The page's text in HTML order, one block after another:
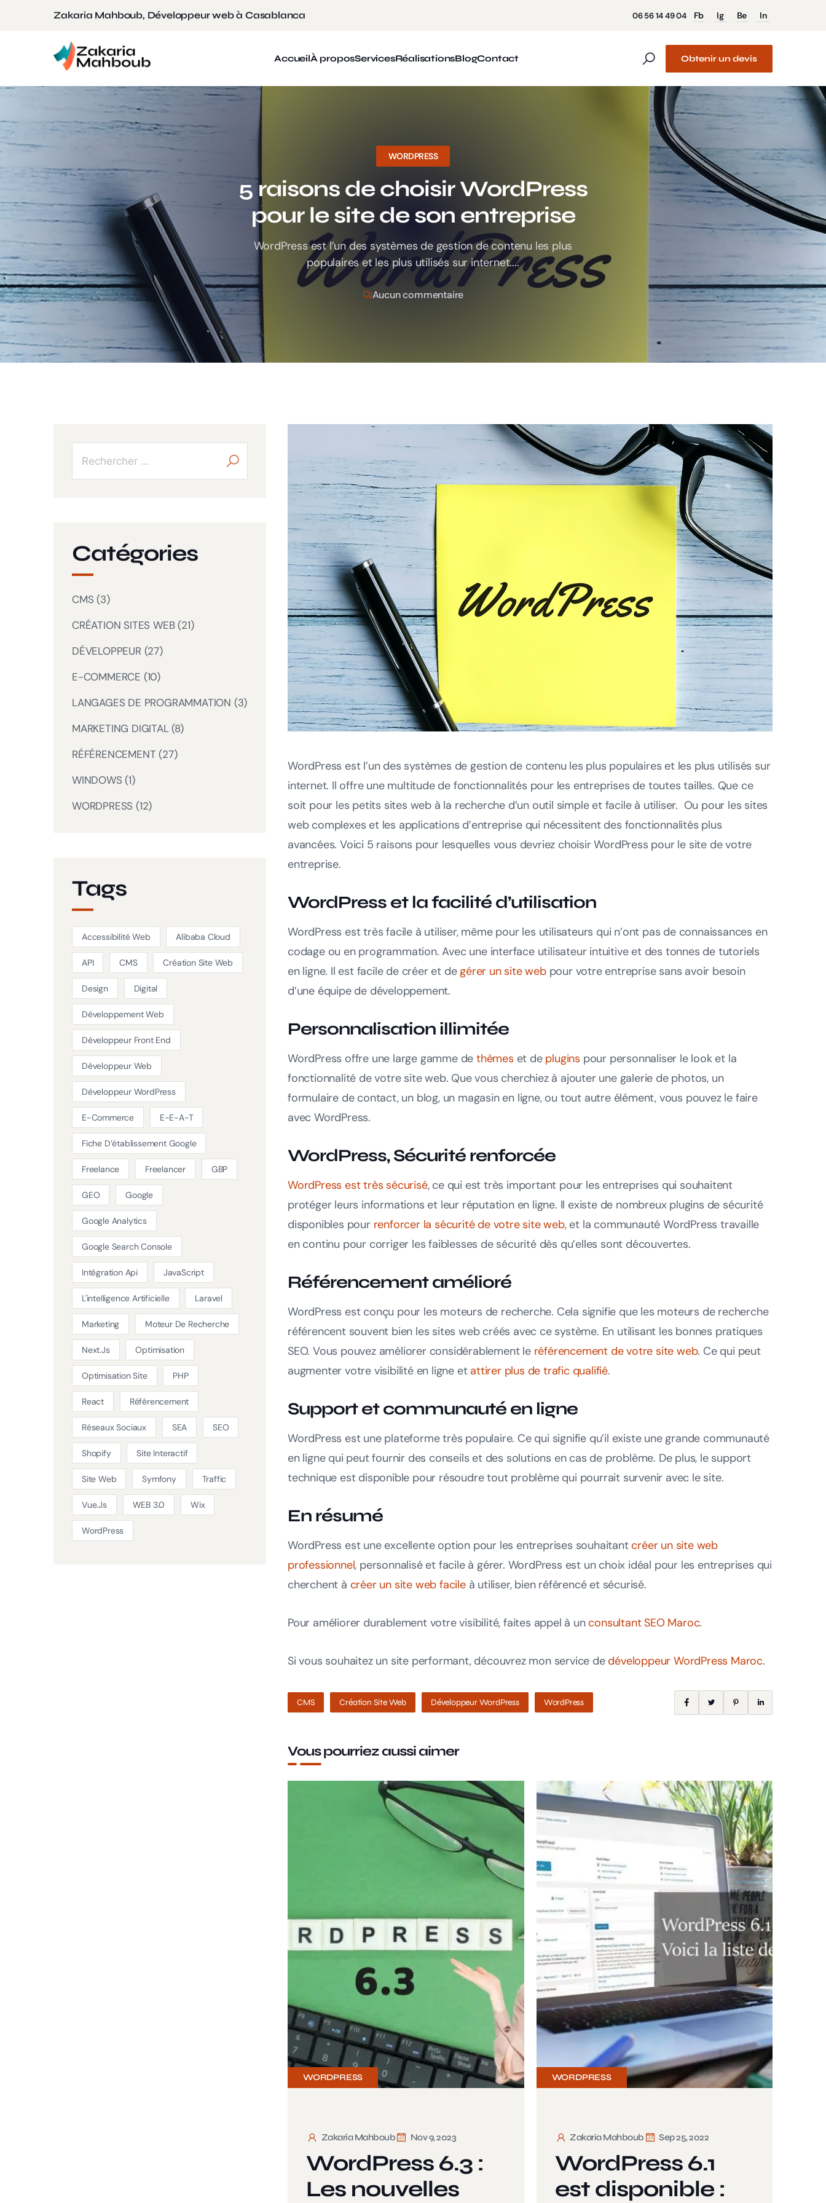
Zakaria Mahboub, Développeur web à Casablanca 06 56 14 49 04 Fb Ig Be In
AccueilÀ proposServicesRéalisationsBlogContact Obtenir un devis
WORDPRESS
5 raisons de choisir WordPress
pour le site de son entreprise
WordPress est l’un des systèmes de gestion de contenu les plus
populaires et les plus utilisés sur internet....
Aucun commentaire
WordPress est l’un des systèmes de gestion de contenu les plus populaires et les plus utilisés sur
internet. Il offre une multitude de fonctionnalités pour les entreprises de toutes tailles. Que ce
soit pour les petits sites web à la recherche d’un outil simple et facile à utiliser. Ou pour les sites
web complexes et les applications d’entreprise qui nécessitent des fonctionnalités plus
avancées. Voici 5 raisons pour lesquelles vous devriez choisir WordPress pour le site de votre
entreprise.
WordPress et la facilité d’utilisation
WordPress est très facile à utiliser, même pour les utilisateurs qui n’ont pas de connaissances en
codage ou en programmation. Avec une interface utilisateur intuitive et des tonnes de tutoriels
en ligne. Il est facile de créer et degérer un site webpour votre entreprise sans avoir besoin
d’une équipe de développement.
Personnalisation illimitée
WordPress offre une large gamme de thèmes et de plugins pour personnaliser le look et la
fonctionnalité de votre site web. Que vous cherchiez à ajouter une galerie de photos, un
formulaire de contact, un blog, un magasin en ligne, ou tout autre élément, vous pouvez le faire
avec WordPress.
WordPress, Sécurité renforcée
WordPress est très sécurisé, ce qui est très important pour les entreprises qui souhaitent
protéger leurs informations et leur réputation en ligne. Il existe de nombreux plugins de sécurité
disponibles pour renforcer la sécurité de votre site web, et la communauté WordPress travaille
en continu pour corriger les faiblesses de sécurité dès qu’elles sont découvertes.
Référencement amélioré
WordPress est conçu pour les moteurs de recherche. Cela signifie que les moteurs de recherche
référencent souvent bien les sites web créés avec ce système. En utilisant les bonnes pratiques
SEO. Vous pouvez améliorer considérablement le référencement de votre site web. Ce qui peut
augmenter votre visibilité en ligne et attirer plus de trafic qualifié.
Support et communauté en ligne
WordPress est une plateforme très populaire. Ce qui signifie qu’il existe une grande communauté
en ligne qui peut fournir des conseils et des solutions en cas de problème. De plus, le support
technique est disponible pour résoudre tout problème qui pourrait survenir avec le site.
En résumé
WordPress est une excellente option pour les entreprises souhaitantcréer un site web
professionnel, personnalisé et facile à gérer. WordPress est un choix idéal pour les entreprises qui
cherchent à créer un site web facileà utiliser, bien référencé et sécurisé.
Pour améliorer durablement votre visibilité, faites appel à unconsultant SEO Maroc.
Si vous souhaitez un site performant, découvrez mon service dedéveloppeur WordPress Maroc.
CMS Création Site Web Développeur WordPress WordPress
Vous pourriez aussi aimer
WORDPRESS
Zakaria Mahboub Nov 9, 2023
WordPress 6.3 :
Les nouvelles
WORDPRESS
Zakaria Mahboub Sep 25, 2022
WordPress 6.1
est disponible :
Catégories
CMS (3)
CRÉATION SITES WEB(21)
DÉVELOPPEUR (27)
E-COMMERCE (10)
LANGAGES DE PROGRAMMATION (3)
MARKETING DIGITAL(8)
RÉFÉRENCEMENT (27)
WINDOWS (1)
WORDPRESS (12)
Tags
Accessibilité Web Alibaba Cloud
API CMS Création Site Web
Design Digital
Développement Web
Développeur Front End
Développeur Web
Développeur WordPress
E-Commerce E-E-A-T
Fiche D’établissement Google
Freelance Freelancer GBP
GEO Google
Google Analytics
Google Search Console
Intégration Api JavaScript
L'intelligence Artificielle Laravel
Marketing Moteur De Recherche
Next.js Optimisation
Optimisation Site PHP
React Référencement
Réseaux Sociaux SEA SEO
Shopify Site Interactif
Site Web Symfony Traffic
Vue.js WEB 3.0 Wix
WordPress